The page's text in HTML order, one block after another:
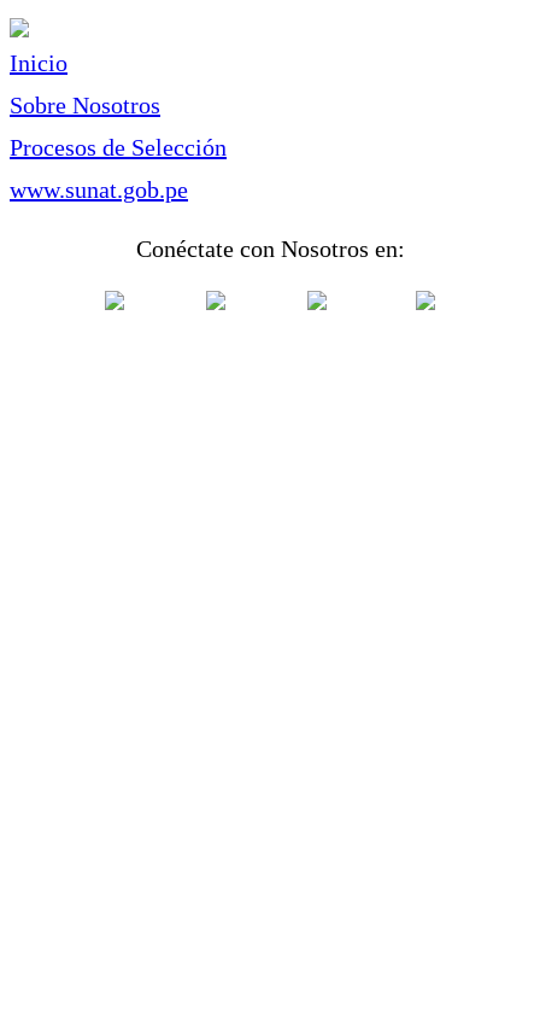
Inicio
Sobre Nosotros
Procesos de Selección
www.sunat.gob.pe
Conéctate con Nosotros en: